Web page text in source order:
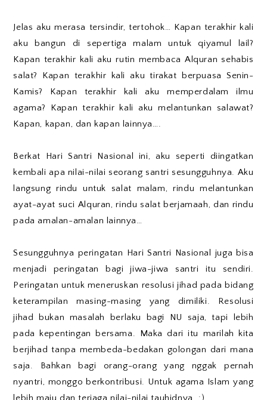
Jelas aku merasa tersindir, tertohok… Kapan terakhir kali
aku bangun di sepertiga malam untuk qiyamul lail?
Kapan terakhir kali aku rutin membaca Alquran sehabis
salat? Kapan terakhir kali aku tirakat berpuasa Senin-
Kamis? Kapan terakhir kali aku memperdalam ilmu
agama? Kapan terakhir kali aku melantunkan salawat?
Kapan, kapan, dan kapan lainnya….
Berkat Hari Santri Nasional ini, aku seperti diingatkan
kembali apa nilai-nilai seorang santri sesungguhnya. Aku
langsung rindu untuk salat malam, rindu melantunkan
ayat-ayat suci Alquran, rindu salat berjamaah, dan rindu
pada amalan-amalan lainnya…
Sesungguhnya peringatan Hari Santri Nasional juga bisa
menjadi peringatan bagi jiwa-jiwa santri itu sendiri.
Peringatan untuk meneruskan resolusi jihad pada bidang
keterampilan masing-masing yang dimiliki. Resolusi
jihad bukan masalah berlaku bagi NU saja, tapi lebih
pada kepentingan bersama. Maka dari itu marilah kita
berjihad tanpa membeda-bedakan golongan dari mana
saja. Bahkan bagi orang-orang yang nggak pernah
nyantri, monggo berkontribusi. Untuk agama Islam yang